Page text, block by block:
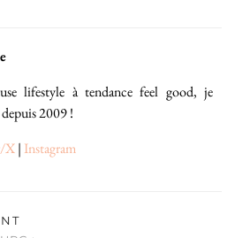
lifestyle à tendance feel good, je
2009 !
X| Instagram